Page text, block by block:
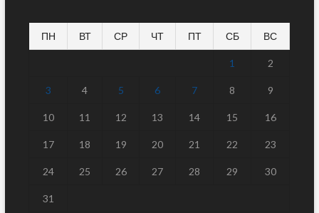
ПН ВТ СР ЧТ ПТ СБ ВС
1 2
3 4 5 6 7 8 9
10 11 12 13 14 15 16
17 18 19 20 21 22 23
24 25 26 27 28 29 30
31